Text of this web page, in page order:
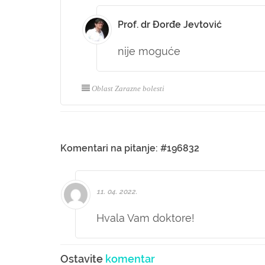
Prof. dr Đorđe Jevtović
nije moguće
Oblast Zarazne bolesti
Komentari na pitanje: #196832
11. 04. 2022.
Hvala Vam doktore!
Ostavite komentar